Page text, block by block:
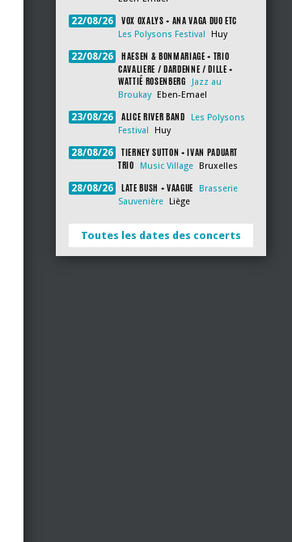
22/08/26 VOX OXALYS + ANA VAGA DUO ETC
Les Polysons Festival Huy
22/08/26
HAESEN & BONMARIAGE + TRIO
CAVALIERE / DARDENNE / DILLE +
WATTIÉ ROSENBERG
Jazz au
Broukay
Eben-Emael
23/08/26 ALICE RIVER BAND
Les Polysons
Festival
Huy
28/08/26
TIERNEY SUTTON + IVAN PADUART
TRIO
Music Village Bruxelles
28/08/26 LATE BUSH + VAAGUE
Brasserie
Sauvenière
Liège
Toutes les dates des concerts